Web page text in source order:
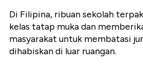
Di Filipina, ribuan sekolah
kelas tatap muka dan
masyarakat untuk membatasi
dihabiskan di luar ruangan.